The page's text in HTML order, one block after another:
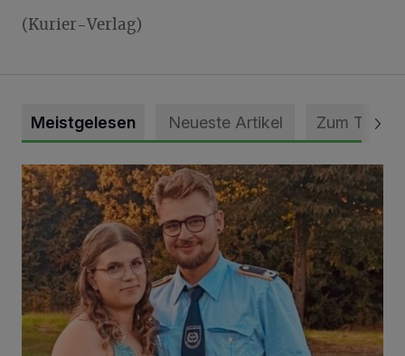
(Kurier-Verlag)
Meistgelesen Neueste Artikel Zum Thema
Mit Herzblut die Gemeinschaft leben